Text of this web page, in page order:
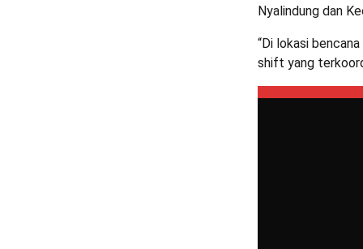
Nyalindung dan
“Di lokasi
shift yang